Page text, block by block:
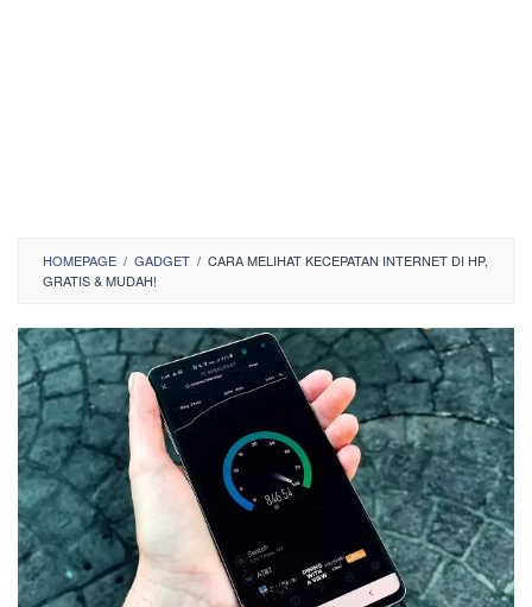
HOMEPAGE / GADGET / CARA MELIHAT KECEPATAN INTERNET DI HP,
GRATIS & MUDAH!